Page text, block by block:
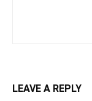
LEAVE A REPLY